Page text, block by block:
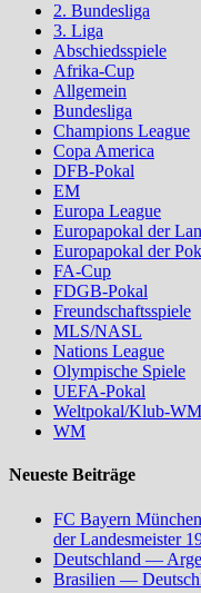
2. Bundesliga
3. Liga
Abschiedsspiele
Afrika-Cup
Allgemein
Bundesliga
Champions League
Copa America
DFB-Pokal
EM
Europa League
Europapokal der
Europapokal der
FA-Cup
FDGB-Pokal
Freundschaftsspiele
MLS/NASL
Nations League
Olympische Spiele
UEFA-Pokal
Weltpokal/Klub-WM
WM
Neueste Beiträge
FC Bayern
der Landesmeister
Deutschland —
Brasilien —